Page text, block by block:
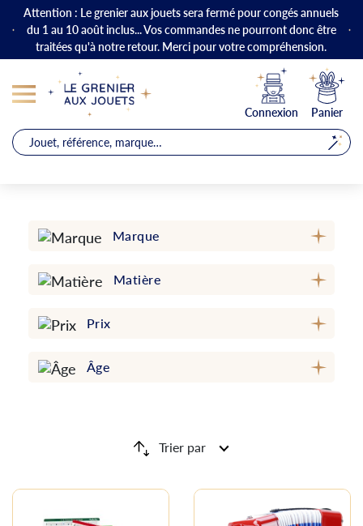
Attention : Le grenier aux jouets sera fermé pour congés annuels
du 1 au 10 août inclus... Vos commandes ne pourront donc être
traitées qu'à notre retour. Merci pour votre compréhension.
Connexion Panier
Marque
Matière
Prix
Âge
Trier par